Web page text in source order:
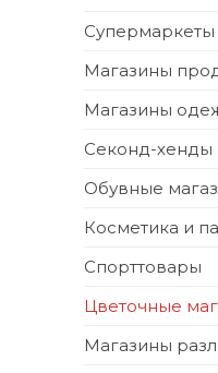
Магазины
Магазины
Секонд-хенды
Обувные
Косметика и
Спорттовары
Цветочные
Магазины